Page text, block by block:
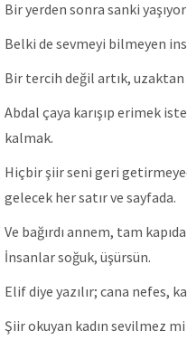
Bir yerden sonra sanki
Belki de sevmeyi bilmeyen
Bir tercih değil artık,
Abdal çaya karışıp erimek
kalmak.
Hiçbir şiir seni geri
gelecek her satır ve sayfada.
Ve bağırdı annem, tam
İnsanlar soğuk, üşürsün.
Elif diye yazılır; cana nefes,
Şiir okuyan kadın sevilmez